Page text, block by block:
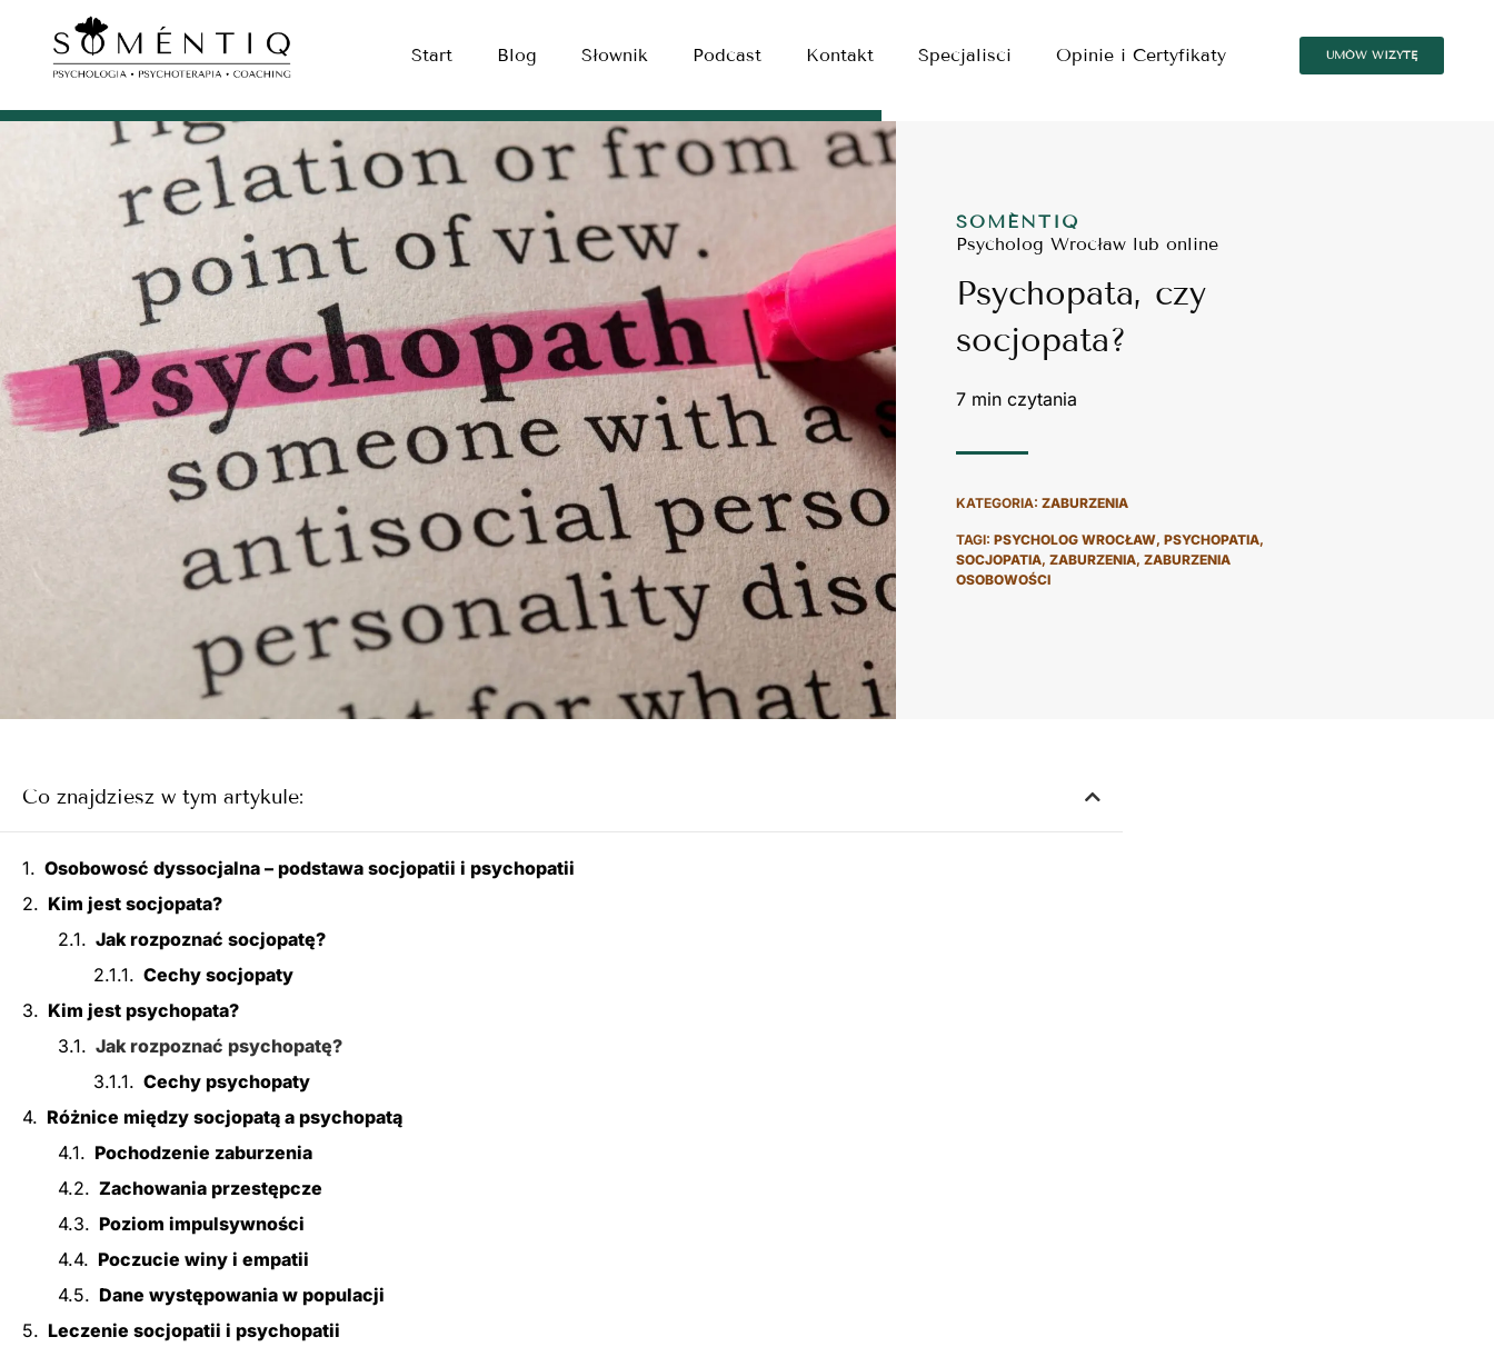
Start Blog Słownik Podcast Kontakt Specjalisci Opinie i Certyfikaty UMÓW WIZYTĘ
SOMÉNTIQ
Psycholog Wrocław lub online
Psychopata, czy
socjopata?
KATEGORIA: ZABURZENIA
TAGI: PSYCHOLOG WROCŁAW,PSYCHOPATIA,
SOCJOPATIA,ZABURZENIA,ZABURZENIA
OSOBOWOŚCI
Co znajdziesz w tym artykule:
Osobowosć dyssocjalna – podstawa socjopatii i psychopatii
Kim jest socjopata?
Jak rozpoznać socjopatę?
Cechy socjopaty
Kim jest psychopata?
Jak rozpoznać psychopatę?
Cechy psychopaty
Różnice między socjopatą a psychopatą
Pochodzenie zaburzenia
Zachowania przestępcze
Poziom impulsywności
Poczucie winy i empatii
Dane występowania w populacji
Leczenie socjopatii i psychopatii